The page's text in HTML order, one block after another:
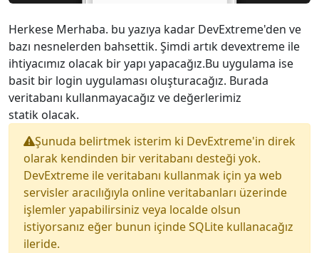
Herkese Merhaba. bu yazıya kadar DevExtreme'den ve
bazı nesnelerden bahsettik. Şimdi artık devextreme ile
ihtiyacımız olacak bir yapı yapacağız.Bu uygulama ise
basit bir login uygulaması oluşturacağız. Burada
veritabanı kullanmayacağız ve değerlerimiz
statik olacak.
Şunuda belirtmek isterim ki DevExtreme'in direk
olarak kendinden bir veritabanı desteği yok.
DevExtreme ile veritabanı kullanmak için ya web
servisler aracılığıyla online veritabanları üzerinde
işlemler yapabilirsiniz veya localde olsun
istiyorsanız eğer bunun içinde SQLite kullanacağız
ileride.